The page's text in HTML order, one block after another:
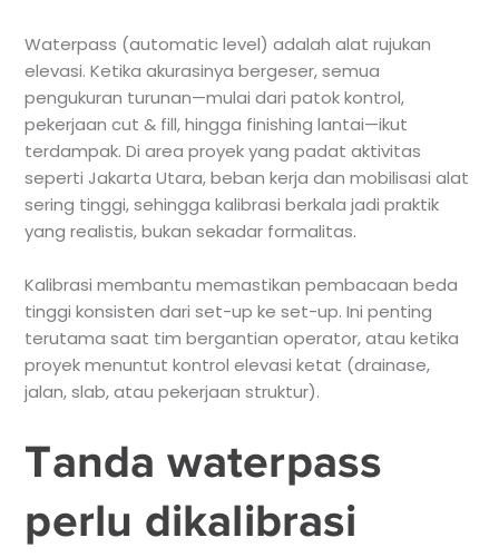
Waterpass (automatic level) adalah alat rujukan
elevasi. Ketika akurasinya bergeser, semua
pengukuran turunan—mulai dari patok kontrol,
pekerjaan cut & fill, hingga finishing lantai—ikut
terdampak. Di area proyek yang padat aktivitas
seperti Jakarta Utara, beban kerja dan mobilisasi alat
sering tinggi, sehingga kalibrasi berkala jadi praktik
yang realistis, bukan sekadar formalitas.
Kalibrasi membantu memastikan pembacaan beda
tinggi konsisten dari set-up ke set-up. Ini penting
terutama saat tim bergantian operator, atau ketika
proyek menuntut kontrol elevasi ketat (drainase,
jalan, slab, atau pekerjaan struktur).
Tanda waterpass
perlu dikalibrasi